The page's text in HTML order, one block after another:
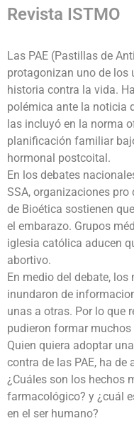
Revista ISTMO
Las PAE (Pastillas de
protagonizan uno de los
historia contra la vida.
polémica ante la noticia
las incluyó en la norma
planificación familiar
hormonal postcoital.
En los debates
SSA, organizaciones
de Bioética sostienen
el embarazo. Grupos
iglesia católica aducen
abortivo.
En medio del debate,
inundaron de
unas a otras. Por lo que
pudieron formar
Quien quiera adoptar
contra de las PAE, ha
¿Cuáles son los hechos
farmacológico? y ¿cuál
en el ser humano?